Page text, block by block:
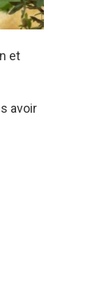
et
avoir